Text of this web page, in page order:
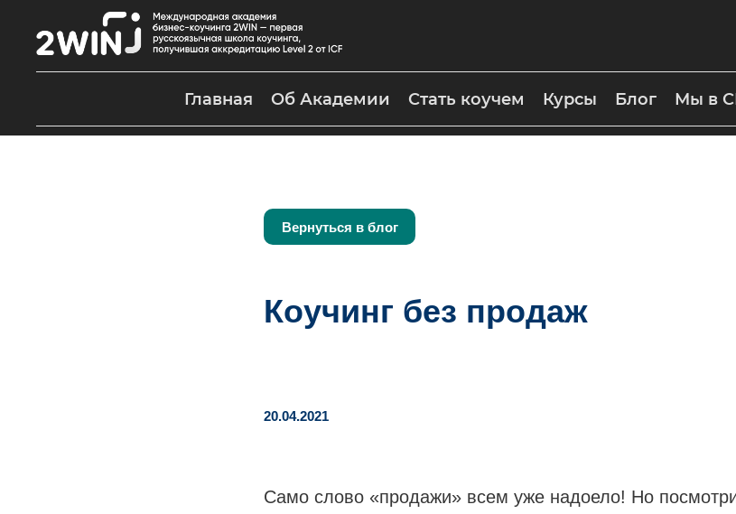
Главная Об Академии Стать коучем Курсы Блог Мы в
Коучинг без продаж
20.04.2021
Вернуться в блог
Само слово «продажи» всем уже надоело! Но